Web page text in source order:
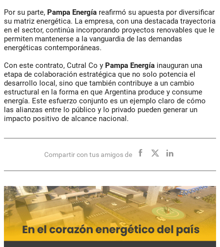
Por su parte, Pampa Energía reafirmó su apuesta por diversificar
su matriz energética. La empresa, con una destacada trayectoria
en el sector, continúa incorporando proyectos renovables que le
permiten mantenerse a la vanguardia de las demandas
energéticas contemporáneas.
Con este contrato, Cutral Co y Pampa Energía inauguran una
etapa de colaboración estratégica que no solo potencia el
desarrollo local, sino que también contribuye a un cambio
estructural en la forma en que Argentina produce y consume
energía. Este esfuerzo conjunto es un ejemplo claro de cómo
las alianzas entre lo público y lo privado pueden generar un
impacto positivo de alcance nacional.
Compartir con tus amigos de